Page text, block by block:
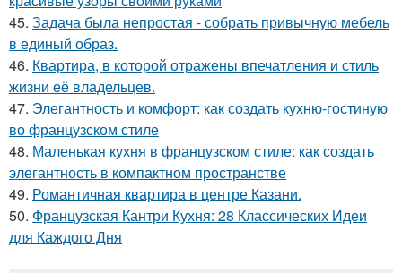
45. Задача была непростая - собрать привычную мебель
в единый образ.
46. Квартира, в которой отражены впечатления и стиль
жизни её владельцев.
47. Элегантность и комфорт: как создать кухню-гостиную
во французском стиле
48. Маленькая кухня в французском стиле: как создать
элегантность в компактном пространстве
49. Романтичная квартира в центре Казани.
50. Французская Кантри Кухня: 28 Классических Идеи
для Каждого Дня